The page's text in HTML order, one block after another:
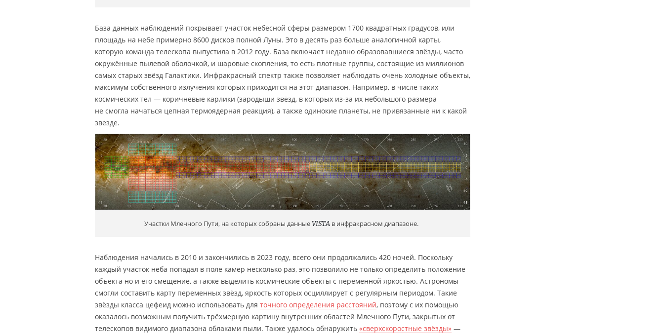
База данных наблюдений покрывает участок небесной сферы размером 1700 квадратных градусов, или
площадь на небе примерно 8600 дисков полной Луны. Это в десять раз больше аналогичной карты,
которую команда телескопа выпустила в 2012 году. База включает недавно образовавшиеся звёзды, часто
окружённые пылевой оболочкой, и шаровые скопления, то есть плотные группы, состоящие из миллионов
самых старых звёзд Галактики. Инфракрасный спектр также позволяет наблюдать очень холодные объекты,
максимум собственного излучения которых приходится на этот диапазон. Например, в числе таких
космических тел — коричневые карлики (зародыши звёзд, в которых из-за их небольшого размера
не смогла начаться цепная термоядерная реакция), а также одинокие планеты, не привязанные ни к какой
звезде.
Участки Млечного Пути, на которых собраны данныеVISTA в инфракрасном диапазоне.
Наблюдения начались в 2010 и закончились в 2023 году, всего они продолжались 420 ночей. Поскольку
каждый участок неба попадал в поле камер несколько раз, это позволило не только определить положение
объекта но и его смещение, а также выделить космические объекты с переменной яркостью. Астрономы
смогли составить карту переменных звёзд, яркость которых осциллирует с регулярным периодом. Такие
звёзды класса цефеид можно использовать для точного определения расстояний, поэтому с их помощью
оказалось возможным получить трёхмерную картину внутренних областей Млечного Пути, закрытых от
телескопов видимого диапазона облаками пыли. Также удалось обнаружить «сверхскоростные звёзды» —